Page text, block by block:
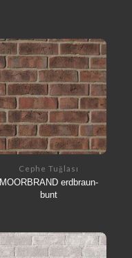
Cephe Tuğlası
MOORBRAND erdbraun-
bunt